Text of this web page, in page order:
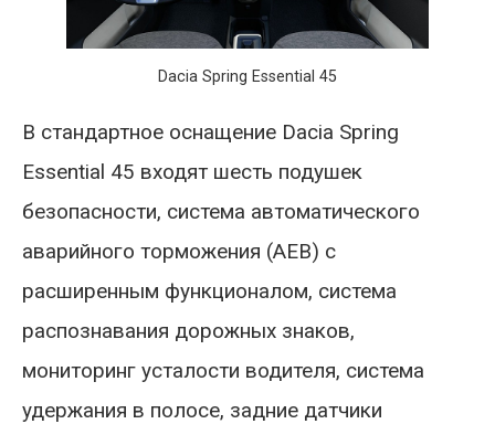
Dacia Spring Essential 45
В стандартное оснащение Dacia Spring
Essential 45 входят шесть подушек
безопасности, система автоматического
аварийного торможения (AEB) с
расширенным функционалом, система
распознавания дорожных знаков,
мониторинг усталости водителя, система
удержания в полосе, задние датчики